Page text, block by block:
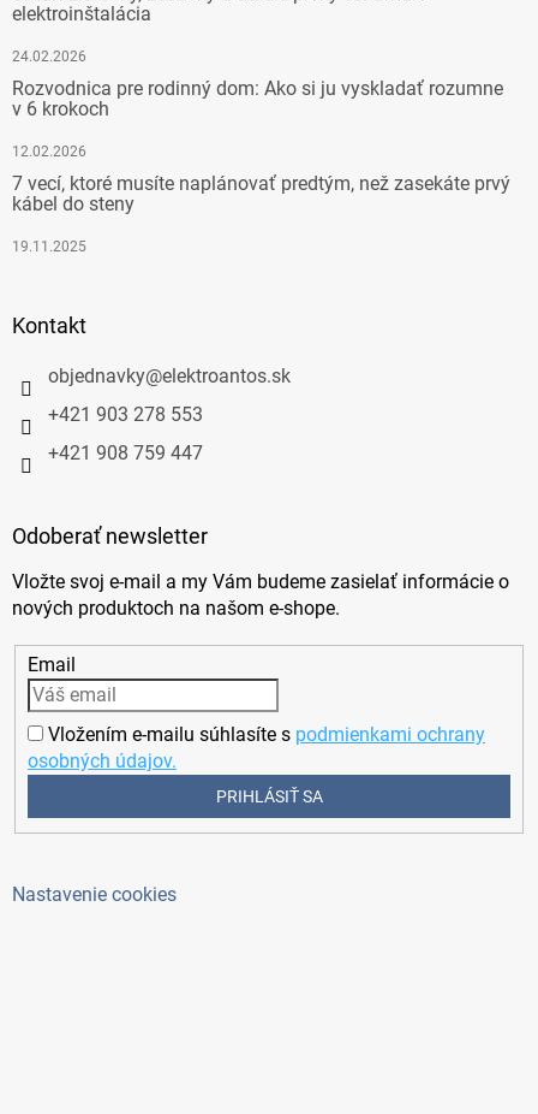
elektroinštalácia
24.02.2026
Rozvodnica pre rodinný dom: Ako si ju vyskladať rozumne
v 6 krokoch
12.02.2026
7 vecí, ktoré musíte naplánovať predtým, než zasekáte prvý
kábel do steny
19.11.2025
Kontakt
objednavky@elektroantos.sk
+421 903 278 553
+421 908 759 447
Odoberať newsletter
Vložte svoj e-mail a my Vám budeme zasielať informácie o
nových produktoch na našom e-shope.
Email
Vložením e-mailu súhlasíte s podmienkami ochrany
osobných údajov.
PRIHLÁSIŤ SA
Nastavenie cookies